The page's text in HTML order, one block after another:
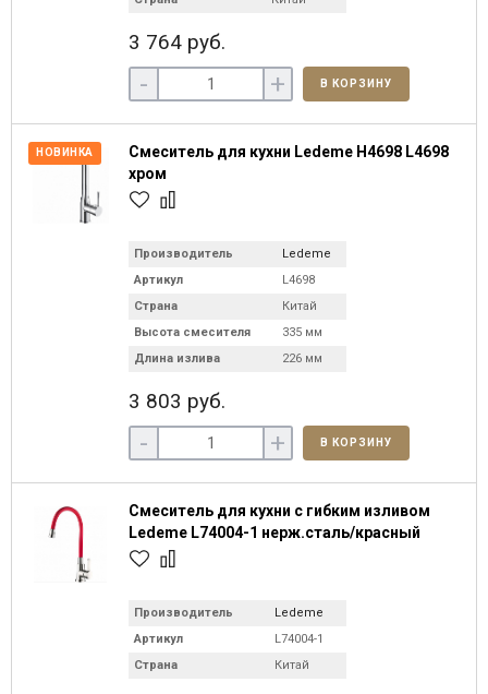
3 764 руб.
- + В КОРЗИНУ
НОВИНКА
Смеситель для кухни Ledeme H4698 L4698
хром
Производитель
Ledeme
Артикул
L4698
Страна
Китай
Высота смесителя
335 мм
Длина излива
226 мм
3 803 руб.
- + В КОРЗИНУ
Смеситель для кухни с гибким изливом
Ledeme L74004-1 нерж.сталь/красный
Производитель
Ledeme
Артикул
L74004-1
Страна
Китай